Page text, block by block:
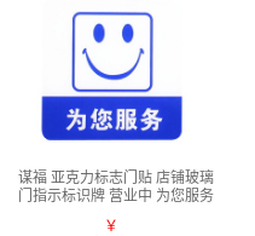
谋福 亚克力标志门贴 店铺玻璃
门指示标识牌 营业中 为您服务
￥